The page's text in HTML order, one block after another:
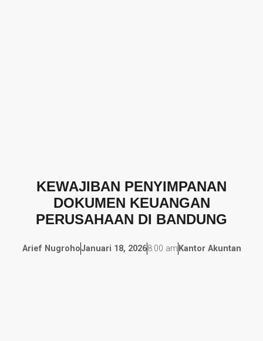
KEWAJIBAN PENYIMPANAN
DOKUMEN KEUANGAN
PERUSAHAAN DI BANDUNG
Arief NugrohoJanuari 18, 20268:00 am Kantor Akuntan